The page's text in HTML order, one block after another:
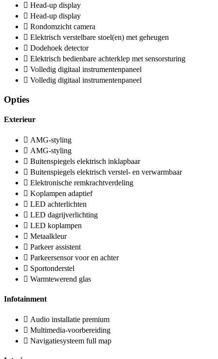
Head-up display
Head-up display
Rondomzicht camera
Elektrisch verstelbare stoel(en) met geheugen
Dodehoek detector
Elektrisch bedienbare achterklep met sensorsturing
Volledig digitaal instrumentenpaneel
Volledig digitaal instrumentenpaneel
Opties
Exterieur
AMG-styling
AMG-styling
Buitenspiegels elektrisch inklapbaar
Buitenspiegels elektrisch verstel- en verwarmbaar
Elektronische remkrachtverdeling
Koplampen adaptief
LED achterlichten
LED dagrijverlichting
LED koplampen
Metaalkleur
Parkeer assistent
Parkeersensor voor en achter
Sportonderstel
Warmtewerend glas
Infotainment
Audio installatie premium
Multimedia-voorbereiding
Navigatiesysteem full map